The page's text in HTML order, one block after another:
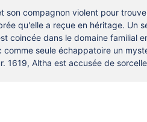
son compagnon violent pour
qu'elle a reçue en héritage. Un
coincée dans le domaine familial
seule échappatoire un
1619, Altha est accusée de